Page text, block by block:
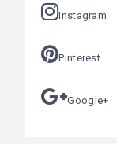
Instagram
Pinterest
Google+